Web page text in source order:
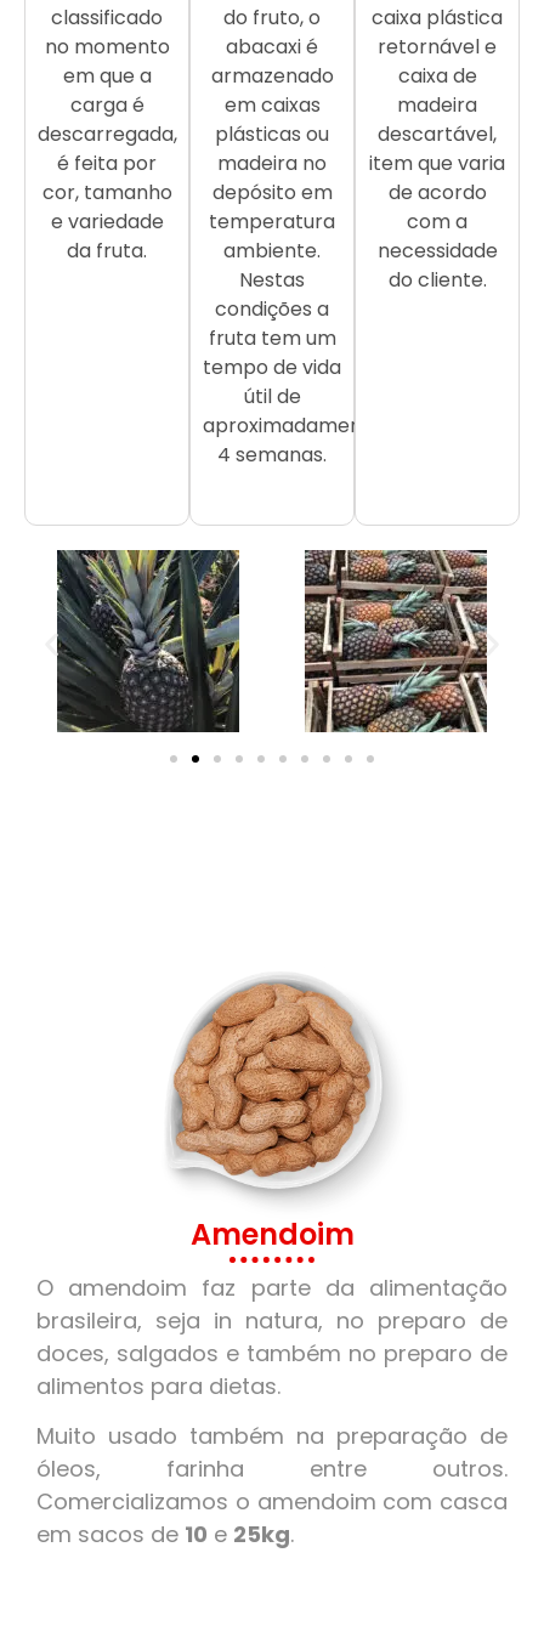
classificado
no momento
em que a
carga é
descarregada,
é feita por
cor, tamanho
e variedade
da fruta.
do fruto, o
abacaxi é
armazenado
em caixas
plásticas ou
madeira no
depósito em
temperatura
ambiente.
Nestas
condições a
fruta tem um
tempo de vida
útil de
aproximadamente
4 semanas.
caixa plástica
retornável e
caixa de
madeira
descartável,
item que varia
de acordo
com a
necessidade
do cliente.
Amendoim
O amendoim faz parte da alimentação
brasileira, seja in natura, no preparo de
doces, salgados e também no preparo de
alimentos para dietas.
Muito usado também na preparação de
óleos, farinha entre outros.
Comercializamos o amendoim com casca
em sacos de 10 e 25kg.